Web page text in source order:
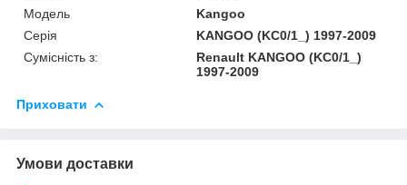
Модель
Kangoo
Серія
KANGOO (KC0/1_) 1997-2009
Сумісність з:
Renault KANGOO (KC0/1_)
1997-2009
Приховати
Умови доставки